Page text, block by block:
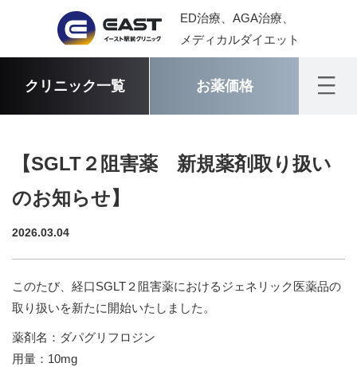
ED治療、AGA治療、
メディカルダイエット
クリニック一覧 お薬価格
【SGLT２阻害薬 新規薬剤取り扱い
のお知らせ】
2026.03.04
このたび、経口SGLT２阻害薬におけるジェネリック医薬品の
取り扱いを新たに開始いたしました。
薬剤名：ダパグリフロジン
用量：10mg